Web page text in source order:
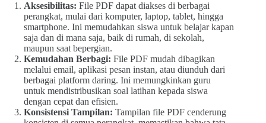
Aksesibilitas: File PDF dapat diakses di berbagai
perangkat, mulai dari komputer, laptop, tablet, hingga
smartphone. Ini memudahkan siswa untuk belajar kapan
saja dan di mana saja, baik di rumah, di sekolah,
maupun saat bepergian.
Kemudahan Berbagi: File PDF mudah dibagikan
melalui email, aplikasi pesan instan, atau diunduh dari
berbagai platform daring. Ini memungkinkan guru
untuk mendistribusikan soal latihan kepada siswa
dengan cepat dan efisien.
Konsistensi Tampilan: Tampilan file PDF cenderung